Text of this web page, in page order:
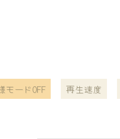
モードOFF 再生速度